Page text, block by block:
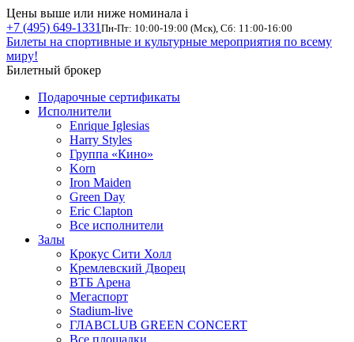
Цены выше или ниже номинала i
+7 (495) 649-1331 Пн-Пт: 10:00-19:00 (Мск), Сб: 11:00-16:00
Билеты на спортивные и культурные мероприятия по всему
миру!
Билетный брокер
Подарочные сертификаты
Исполнители
Enrique Iglesias
Harry Styles
Группа «Кино»
Korn
Iron Maiden
Green Day
Eric Clapton
Все исполнители
Залы
Крокус Сити Холл
Кремлевский Дворец
ВТБ Арена
Мегаспорт
Stadium-live
ГЛАВCLUB GREEN CONCERT
Все площадки